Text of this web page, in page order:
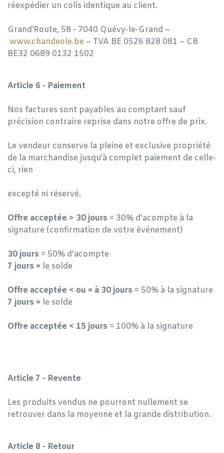
réexpédier un colis identique au client.
Grand’Route, 58 - 7040 Quévy-le-Grand –
www.chandeole.be – TVA BE 0526 828 081 – CB
BE32 0689 0132 1502
Article 6 - Paiement
Nos factures sont payables au comptant sauf
précision contraire reprise dans notre offre de prix.
Le vendeur conserve la pleine et exclusive propriété
de la marchandise jusqu’à complet paiement de celle-
ci, rien
excepté ni réservé.
Offre acceptée > 30 jours = 30% d'acompte à la
signature (confirmation de votre événement)
30 jours = 50% d'acompte
7 jours = le solde
Offre acceptée < ou = à 30 jours = 50% à la signature
7 jours = le solde
Offre acceptée < 15 jours = 100% à la signature
Article 7 - Revente
Les produits vendus ne pourront nullement se
retrouver dans la moyenne et la grande distribution.
Article 8 - Retour